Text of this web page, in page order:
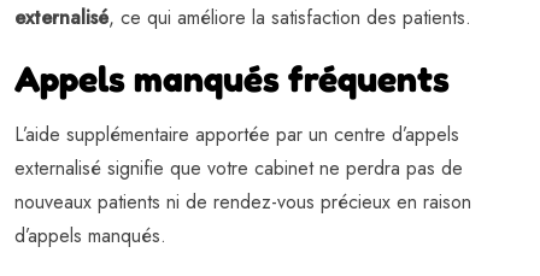
externalisé, ce qui améliore la satisfaction des patients.
Appels manqués fréquents
L’aide supplémentaire apportée par un centre d’appels
externalisé signifie que votre cabinet ne perdra pas de
nouveaux patients ni de rendez-vous précieux en raison
d’appels manqués.